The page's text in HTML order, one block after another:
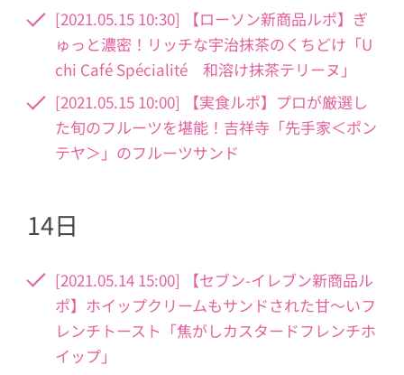
[2021.05.15 10:30] 【ローソン新商品ルポ】ぎ
ゅっと濃密！リッチな宇治抹茶のくちどけ「U
chi Café Spécialité 和溶け抹茶テリーヌ」
[2021.05.15 10:00] 【実食ルポ】プロが厳選し
た旬のフルーツを堪能！吉祥寺「先手家＜ポン
テヤ＞」のフルーツサンド
14日
[2021.05.14 15:00] 【セブン-イレブン新商品ル
ポ】ホイップクリームもサンドされた甘～いフ
レンチトースト「焦がしカスタードフレンチホ
イップ」